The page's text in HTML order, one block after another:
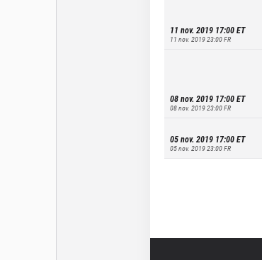
11 nov. 2019 17:00ET
11 nov. 2019 23:00FR
08 nov. 2019 17:00ET
08 nov. 2019 23:00FR
05 nov. 2019 17:00ET
05 nov. 2019 23:00FR